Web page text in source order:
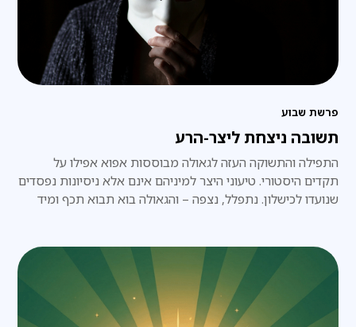
פרשת שבוע
תשובה ניצחת ליצר-הרע
התפילה והתשוקה העזה לגאולה מבוססות אפוא אפילו על
תקדים היסטורי. טיעוני היצר למיניהם אינם אלא ניסיונות נפסדים
שנועדו לכישלון. נתפלל, נצפה – והגאולה בוא תבוא תכף ומיד